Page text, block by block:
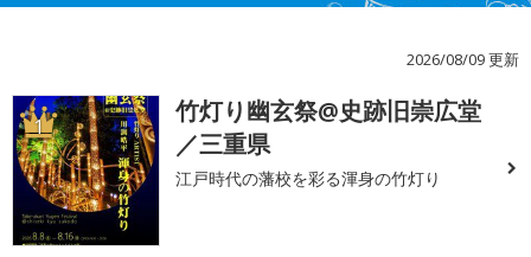
2026/08/09 更新
1
竹灯り幽玄祭@史跡旧崇広堂
／三重県
江戸時代の藩校を彩る渾身の竹灯り